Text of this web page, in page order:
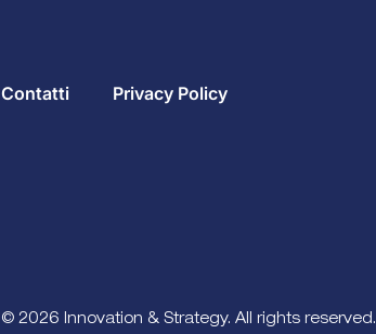
Contatti Privacy Policy
© 2026 Innovation & Strategy. All rights reserved.